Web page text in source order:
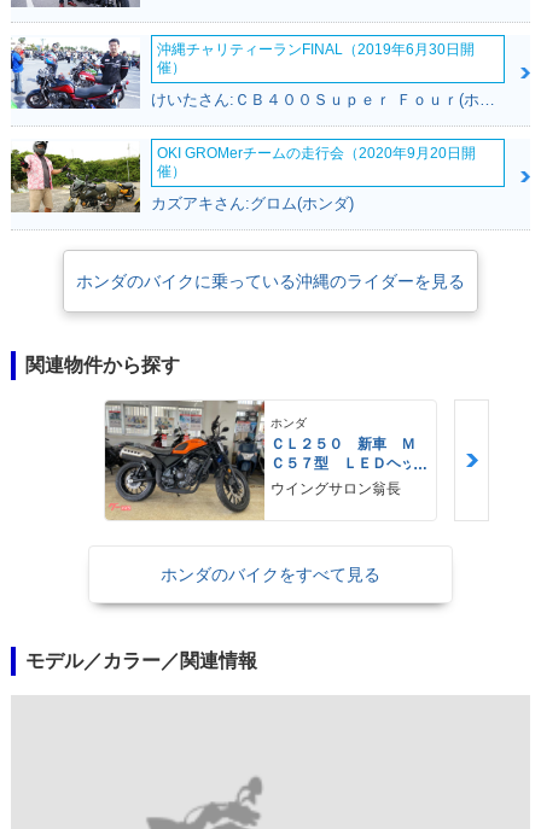
沖縄チャリティーランFINAL（2019年6月30日開
催）
けいたさん:ＣＢ４００Ｓｕｐｅｒ Ｆｏｕｒ(ホンダ)
OKI GROMerチームの走行会（2020年9月20日開
催）
カズアキさん:グロム(ホンダ)
ホンダのバイクに乗っている沖縄のライダーを見る
関連物件から探す
ホンダ
ＣＬ２５０ 新車 Ｍ
Ｃ５７型 ＬＥＤヘッ
ドライト ＡＢＳ ア
シスト＆スリッパーク
ウイングサロン翁長
ホンダのバイクをすべて見る
モデル／カラー／関連情報